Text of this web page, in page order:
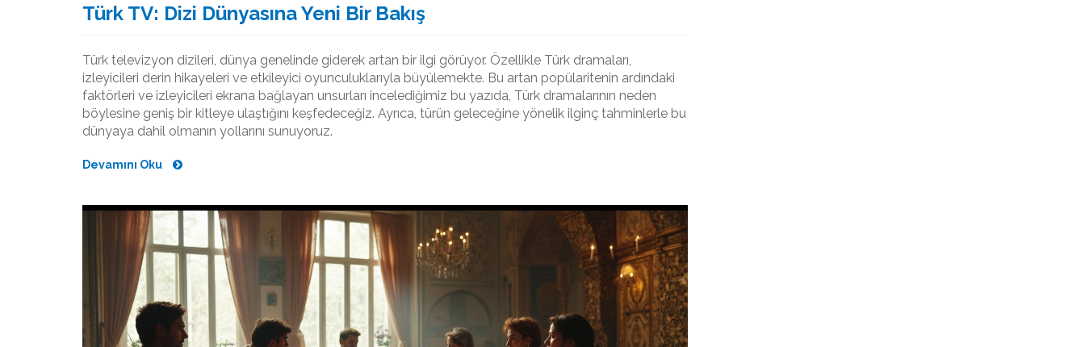
Türk TV: Dizi Dünyasına Yeni Bir Bakış
Türk televizyon dizileri, dünya genelinde giderek artan bir ilgi görüyor. Özellikle Türk dramaları,
izleyicileri derin hikayeleri ve etkileyici oyunculuklarıyla büyülemekte. Bu artan popülaritenin ardındaki
faktörleri ve izleyicileri ekrana bağlayan unsurları incelediğimiz bu yazıda, Türk dramalarının neden
böylesine geniş bir kitleye ulaştığını keşfedeceğiz. Ayrıca, türün geleceğine yönelik ilginç tahminlerle bu
dünyaya dahil olmanın yollarını sunuyoruz.
Devamını Oku